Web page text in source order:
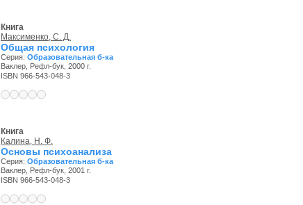
Книга
Максименко, С. Д.
Общая психология
Серия: Образовательная б-ка
Ваклер, Рефл-бук, 2000 г.
ISBN 966-543-048-3
Книга
Калина, Н. Ф.
Основы психоанализа
Серия: Образовательная б-ка
Ваклер, Рефл-бук, 2001 г.
ISBN 966-543-048-3